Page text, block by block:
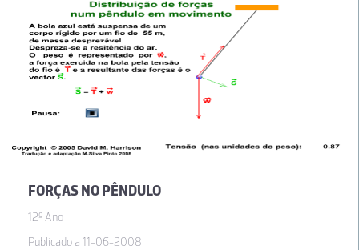
FORÇAS NO PÊNDULO
12º Ano
Publicado a 11-06-2008